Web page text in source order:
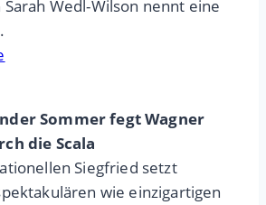
Wedl-Wilson nennt eine
Sommer fegt Wagner
die Scala
Siegfried setzt
wie einzigartigen